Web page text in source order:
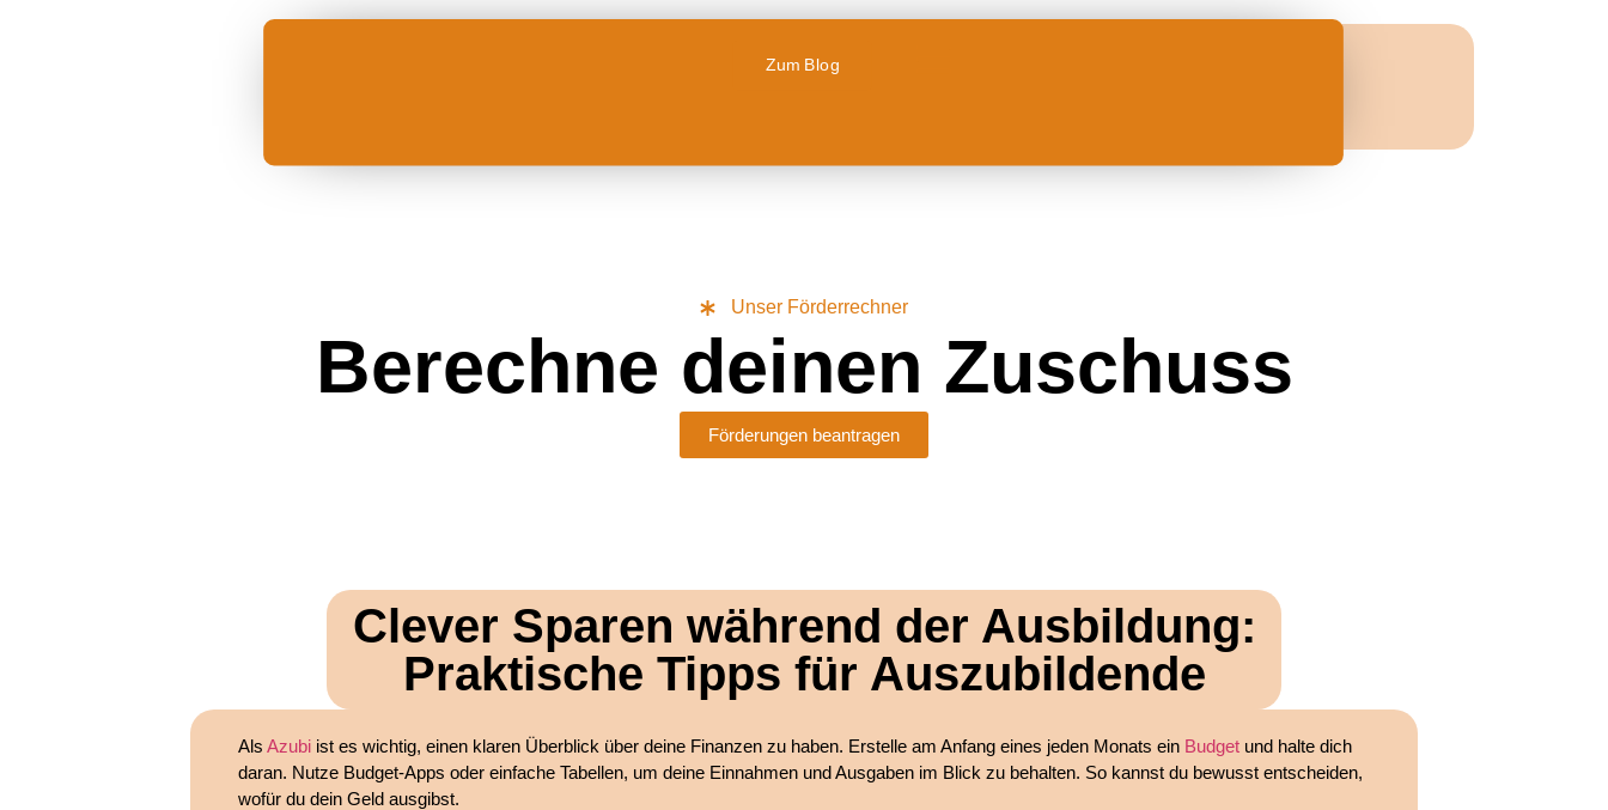
Zum Blog
Unser Förderrechner
Berechne deinen Zuschuss
Förderungen beantragen
Clever Sparen während der Ausbildung:
Praktische Tipps für Auszubildende
Als Azubi ist es wichtig, einen klaren Überblick über deine Finanzen zu haben. Erstelle am Anfang eines jeden Monats ein Budget und halte dich
daran. Nutze Budget-Apps oder einfache Tabellen, um deine Einnahmen und Ausgaben im Blick zu behalten. So kannst du bewusst entscheiden,
wofür du dein Geld ausgibst.